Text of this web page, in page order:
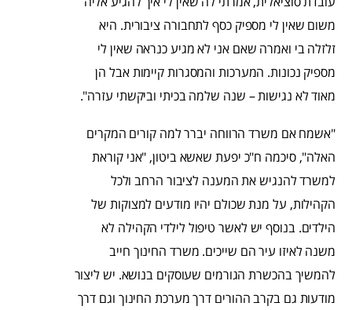
משום שאין לי מספיק כסף לתחבורה ציבורית. היא
זלזלה בי ואמרה שאם אני לא מגיע כנראה שאין לי
מספיק נכונות. המערכות והמסגרות קיימות אבל הן
מאוד לא נגישות – שנה שלמה בכיתי וביקשתי עזרה".
"אשמח אם משרד הרווחה יברר למה קורים המקרים
האלה", סיכמה ח"כ יפעת שאשא ביטון, "אני קוראת
למשרד להנגיש את המענה לציבור הרחב ולכל
הקהילות, על מנת שכולם יהיו מודעים למצוקות של
הילדים. בנוסף יש לאשר טיפול לילדי הקהילה לא
משנה לאיזו עיר הם שייכים. משרד החינוך חייב
להמשיך בהכשרת הגורמים שעוסקים בנושא. יש ליצור
מודעות גם בקרב ההורים דרך מערכת החינוך וגם דרך